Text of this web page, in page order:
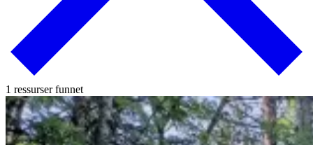
1 ressurser funnet